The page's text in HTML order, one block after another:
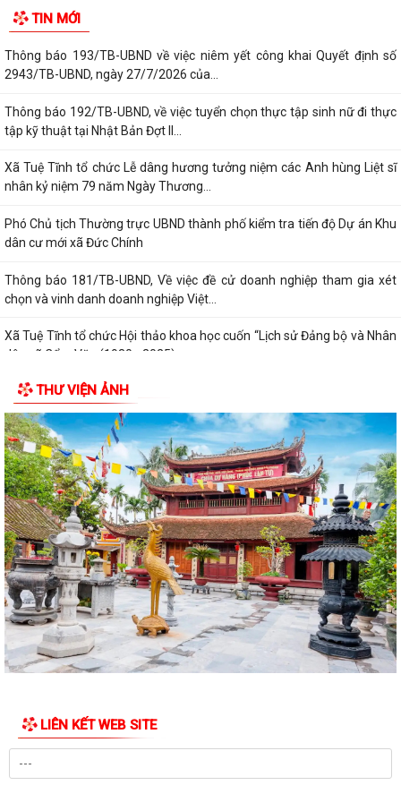
TIN MỚI
dưỡng, nhân viên chăm sóc đi làm tại...
Thông báo 193/TB-UBND về việc niêm yết công khai Quyết định số
2943/TB-UBND, ngày 27/7/2026 của...
Thông báo 192/TB-UBND, về việc tuyển chọn thực tập sinh nữ đi thực
tập kỹ thuật tại Nhật Bản Đợt II...
Xã Tuệ Tĩnh tổ chức Lễ dâng hương tưởng niệm các Anh hùng Liệt sĩ
nhân kỷ niệm 79 năm Ngày Thương...
Phó Chủ tịch Thường trực UBND thành phố kiểm tra tiến độ Dự án Khu
dân cư mới xã Đức Chính
Thông báo 181/TB-UBND, Về việc đề cử doanh nghiệp tham gia xét
chọn và vinh danh doanh nghiệp Việt...
Xã Tuệ Tĩnh tổ chức Hội thảo khoa học cuốn “Lịch sử Đảng bộ và Nhân
dân xã Cẩm Văn (1930 - 2025)
Nghị quyết điều chỉnh, bổ sung (lần 2) kế hoạch đầu tư công năm 2026
Kế hoạch 254 triển khai thực hiện Nghị định số 142/2026/NĐ-CP của
Chính phủ quy định chi tiết một...
Kỳ họp thứ Năm HĐND xã Tuệ Tĩnh khóa II xem xét nhiều nội dung
quan trọng về phát triển kinh tế -...
Xã Tuệ Tĩnh triển khai rà soát, đánh giá thành viên hộ nghèo, hộ cận
nghèo theo Nghị quyết số...
Xã Tuệ Tĩnh tổ chức các đoàn thăm, tặng quà Mẹ Việt Nam Anh hùng,
người có công và thân nhân liệt...
Kế hoạch 214/KH-UBND Triển khai thực hiện Quyết định số 350/QĐ-
TTg ngày 26/02/2026 của Thủ tướng...
Tuệ Tĩnh
Đảng ủy xã sơ kết công tác xây dựng Đảng, Chính quyền, MTTQ và các
THƯ VIỆN ẢNH
LIÊN KẾT WEB SITE